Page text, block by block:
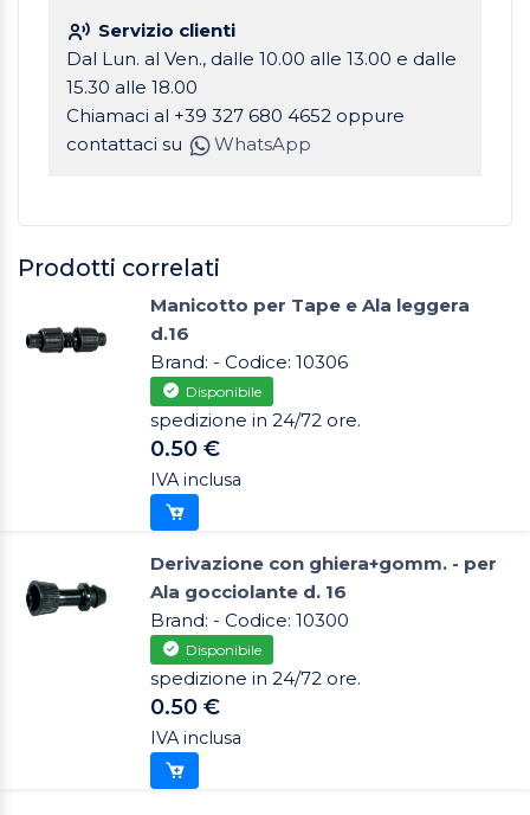
Servizio clienti
Dal Lun. al Ven., dalle 10.00 alle 13.00 e dalle
15.30 alle 18.00
Chiamaci al +39 327 680 4652 oppure
contattaci su
WhatsApp
Prodotti correlati
Manicotto per Tape e Ala leggera
d.16
Brand: - Codice: 10306
Disponibile
spedizione in 24/72 ore.
0.50 €
IVA inclusa
Derivazione con ghiera+gomm. - per
Ala gocciolante d. 16
Brand: - Codice: 10300
Disponibile
spedizione in 24/72 ore.
0.50 €
IVA inclusa